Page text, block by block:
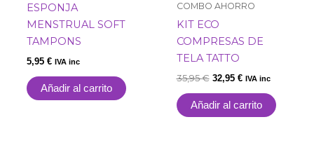
ESPONJA
MENSTRUAL SOFT
TAMPONS
5,95 € IVA inc
Añadir al carrito
COMBO AHORRO
KIT ECO
COMPRESAS DE
TELA TATTO
35,95€
35,95 €.
32,95 €
32,95 €.
IVA inc
Añadir al carrito